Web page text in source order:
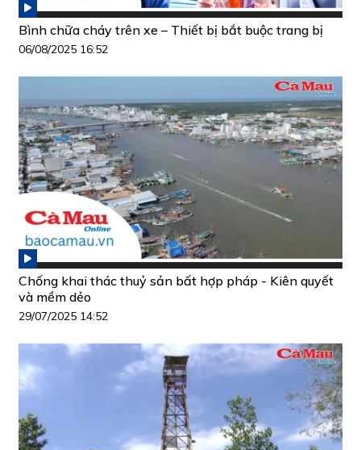
Bình chữa cháy trên xe – Thiết bị bắt buộc trang bị
06/08/2025 16:52
Chống khai thác thuỷ sản bất hợp pháp - Kiên quyết
và mềm dẻo
29/07/2025 14:52